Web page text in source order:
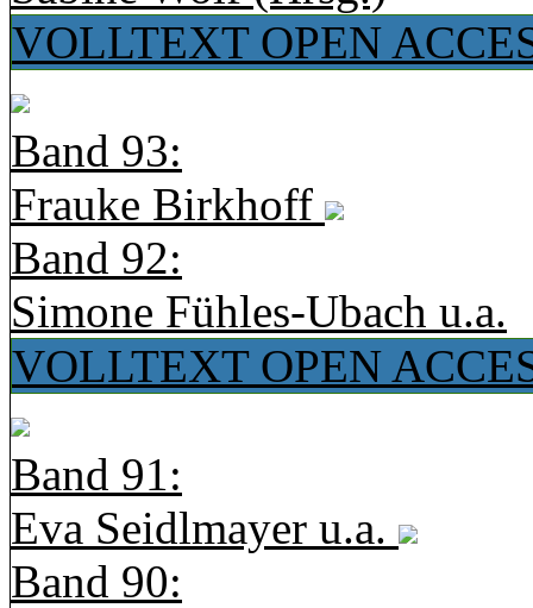
VOLLTEXT OPEN
Band 93:
Frauke Birkhoff
Band 92:
Simone Fühles-Ubach u.a.
VOLLTEXT OPEN
Band 91:
Eva Seidlmayer u.a.
Band 90: